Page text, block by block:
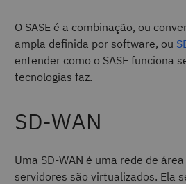
O SASE é a combinação, ou
ampla definida por software, ou
entender como o SASE funciona
tecnologias faz.
SD-WAN
Uma SD-WAN é uma rede de
servidores são virtualizados. Ela